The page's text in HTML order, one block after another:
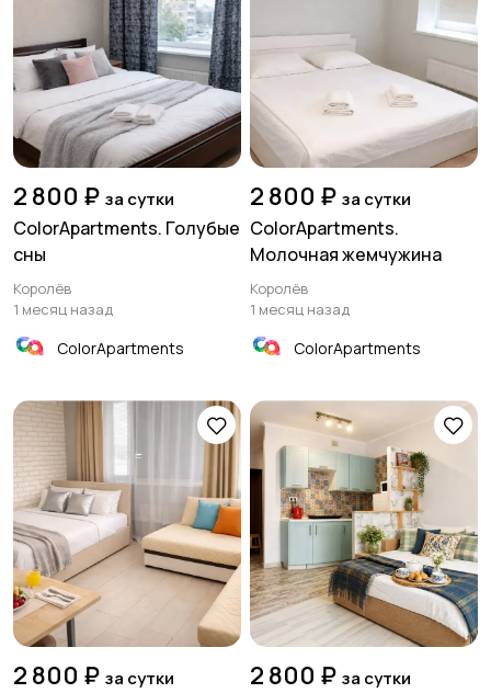
2 800 ₽ за сутки
ColorApartments. Голубые
сны
Королёв
1 месяц назад
ColorApartments
2 800 ₽ за сутки
ColorApartments.
Молочная жемчужина
Королёв
1 месяц назад
ColorApartments
2 800 ₽ за сутки 2 800 ₽ за сутки